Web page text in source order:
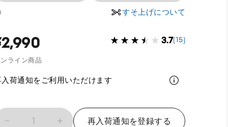
すそ上げについて
3.7(15)
ライン商品
入荷通知をご利用いただけます
1 再入荷通知を登録する